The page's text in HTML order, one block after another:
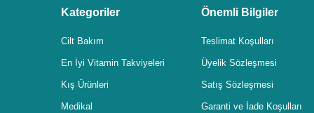
Kategoriler
Cilt Bakım
En İyi Vitamin Takviyeleri
Kış Ürünleri
Medikal
Önemli Bilgiler
Teslimat Koşulları
Üyelik Sözleşmesi
Satış Sözleşmesi
Garanti ve İade Koşulları